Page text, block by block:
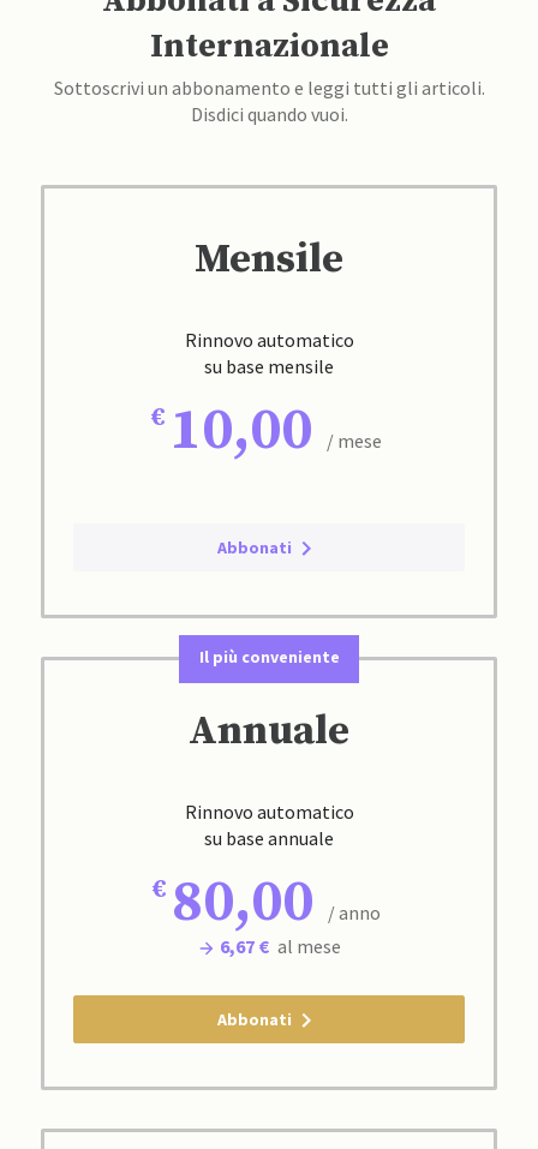
Internazionale
Sottoscrivi un abbonamento e leggi tutti gli articoli.
Disdici quando vuoi.
Mensile
Rinnovo automatico
su base mensile
10,00 / mese
Abbonati
Il più conveniente
Annuale
Rinnovo automatico
su base annuale
80,00
/ anno
6,67 € al mese
Abbonati